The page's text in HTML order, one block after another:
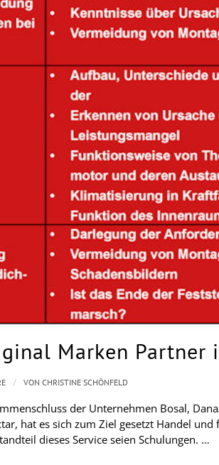
Marken Partner
der Unternehmen Bosal,
hat es sich zum Ziel gesetzt Handel
dieses Service seien Schulungen. …
/ VON CHRISTINE SCHÖNFELD